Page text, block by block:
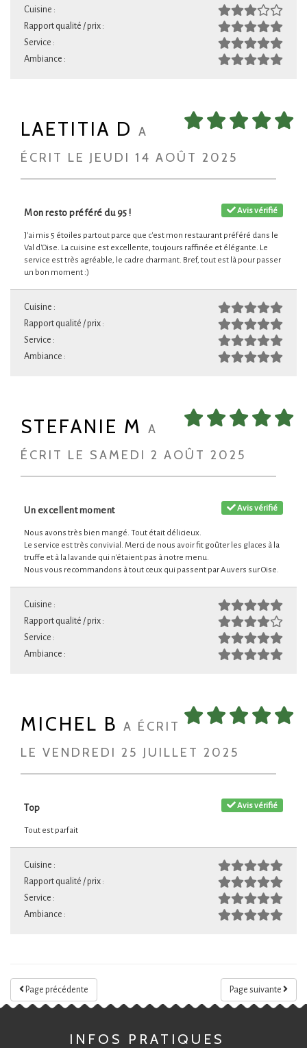
Cuisine :
Rapport qualité / prix :
Service :
Ambiance :
LAETITIA D A
ÉCRIT LE JEUDI 14 AOÛT 2025
Avis vérifié
Mon resto préféré du 95 !
J'ai mis 5 étoiles partout parce que c'est mon restaurant préféré dans le
Val d'Oise. La cuisine est excellente, toujours raffinée et élégante. Le
service est très agréable, le cadre charmant. Bref, tout est là pour passer
un bon moment :)
Cuisine :
Rapport qualité / prix :
Service :
Ambiance :
STEFANIE M A
ÉCRIT LE SAMEDI 2 AOÛT 2025
Avis vérifié
Un excellent moment
Nous avons très bien mangé. Tout était délicieux.
Le service est très convivial. Merci de nous avoir fit goûter les glaces à la
truffe et à la lavande qui n'étaient pas à notre menu.
Nous vous recommandons à tout ceux qui passent par Auvers sur Oise.
Cuisine :
Rapport qualité / prix :
Service :
Ambiance :
MICHEL B A ÉCRIT
LE VENDREDI 25 JUILLET 2025
Avis vérifié
Top
Tout est parfait
Cuisine :
Rapport qualité / prix :
Service :
Ambiance :
Page suivante
Page précédente
INFOS PRATIQUES